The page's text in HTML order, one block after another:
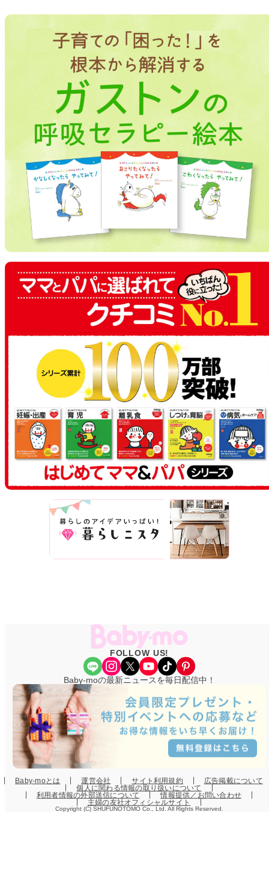
FOLLOW US!
Share Icon Instagram X YouTube TikTok Pinterest
Baby-moの最新ニュースを毎日配信中！
Baby-moとは 運営会社 サイト利用規約
広告掲載について
個人に関わる情報の取り扱いについて
利用者情報の外部送信について
情報提供／お問い合わせ
主婦の友社オフィシャルサイト
Copyright (C) SHUFUNOTOMO Co., Ltd. All Rights Reserved.